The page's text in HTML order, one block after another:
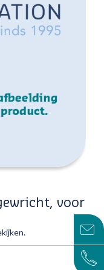
voor